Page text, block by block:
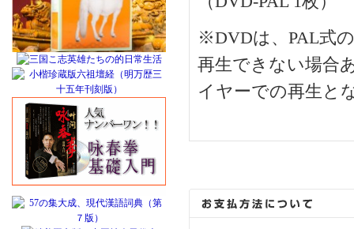
※DVDは、PAL式
再生できない場合
イヤーでの再生と